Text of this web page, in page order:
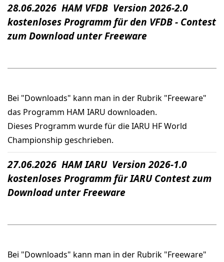
28.06.2026 HAM VFDB Version 2026-2.0
kostenloses Programm für den VFDB - Contest
zum Download unter Freeware
Bei "Downloads" kann man in der Rubrik "Freeware"
das Programm HAM IARU downloaden.
Dieses Programm wurde für die IARU HF World
Championship geschrieben.
27.06.2026 HAM IARU Version 2026-1.0
kostenloses Programm für IARU Contest zum
Download unter Freeware
Bei "Downloads" kann man in der Rubrik "Freeware"